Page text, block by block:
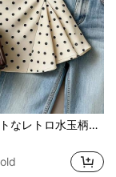
Muvela エレガントなレトロ水玉柄ノースリーブフィットウエストAラインブラウス、レディース、サマートップ、かわいいレディーストップ、クリーム色トップ、新学期シーズン。ペプラムトップ水玉柄トップ、ブラック&ホワイト水玉柄トップ、フレンチガールスタイル、デートナイト
に ノースリーブ 女性用ブラウス
に ノースリーブ 女性用ブラウス